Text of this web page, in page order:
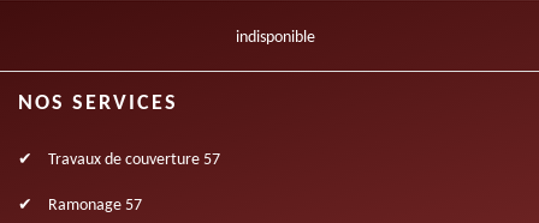
indisponible
NOS SERVICES
Travaux de couverture 57
Ramonage 57